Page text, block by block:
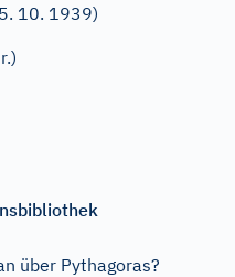
10. 1939)
über Pythagoras?